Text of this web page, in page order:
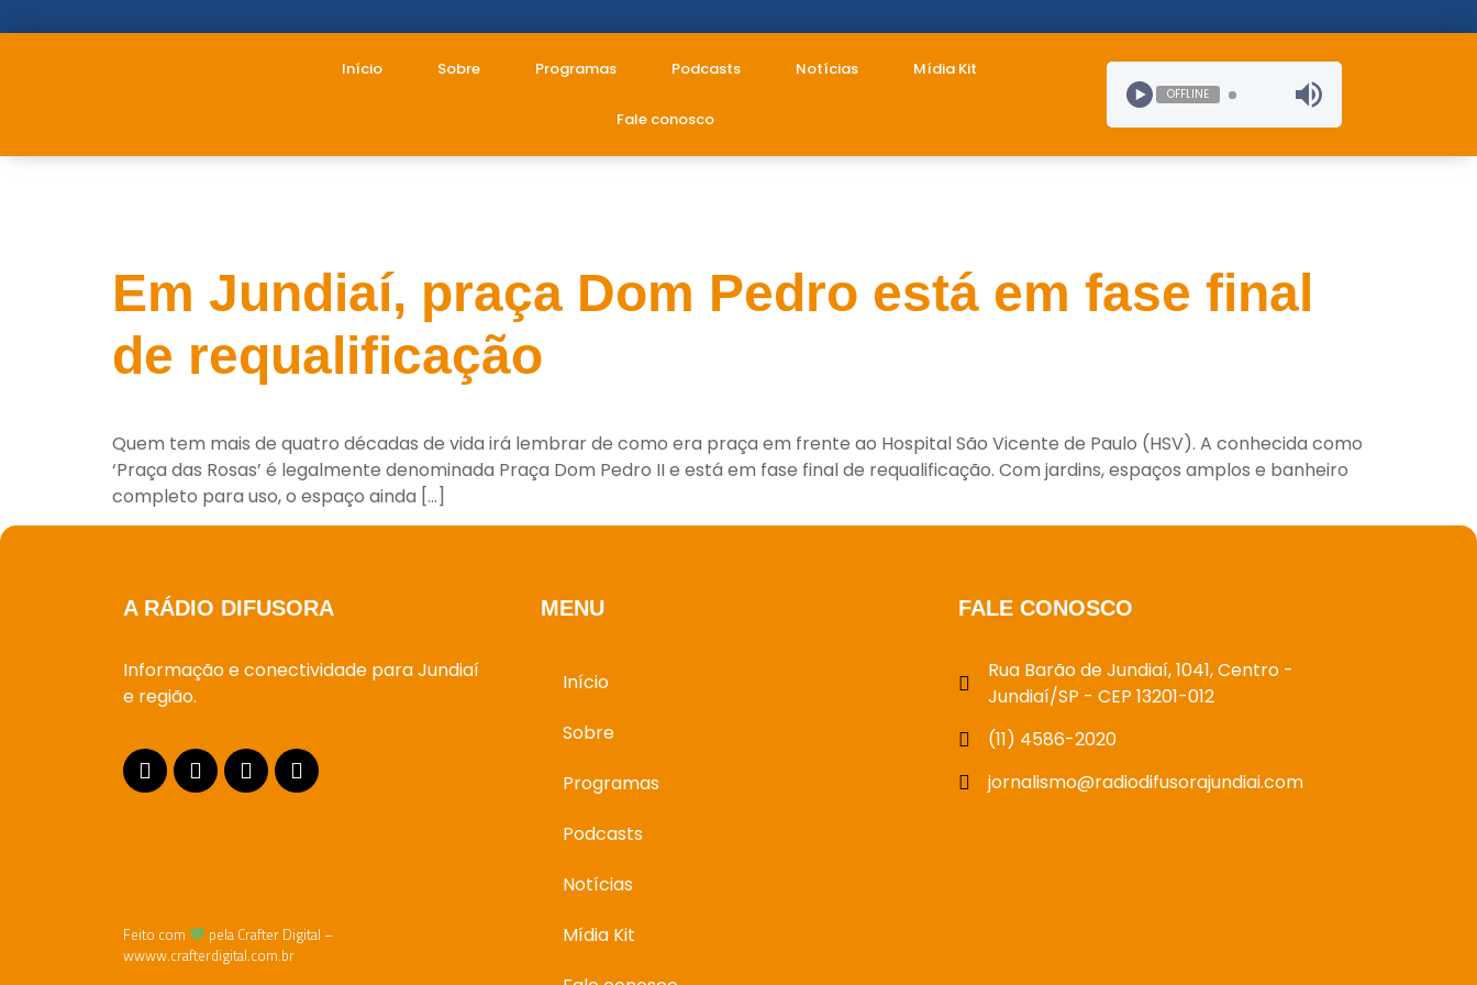
Início Sobre Programas Podcasts Notícias Mídia Kit
Fale conosco
OFFLINE
Em Jundiaí, praça Dom Pedro está em fase final
de requalificação
Quem tem mais de quatro décadas de vida irá lembrar de como era praça em frente ao Hospital São Vicente de Paulo (HSV). A conhecida como
‘Praça das Rosas’ é legalmente denominada Praça Dom Pedro II e está em fase final de requalificação. Com jardins, espaços amplos e banheiro
completo para uso, o espaço ainda […]
A RÁDIO DIFUSORA
Informação e conectividade para Jundiaí
e região.
Feito com
pela Crafter Digital –
wwww.crafterdigital.com.br
MENU
Início
Sobre
Programas
Podcasts
Notícias
Mídia Kit
FALE CONOSCO
Rua Barão de Jundiaí, 1041, Centro -
Jundiaí/SP - CEP 13201-012
(11) 4586-2020
jornalismo@radiodifusorajundiai.com